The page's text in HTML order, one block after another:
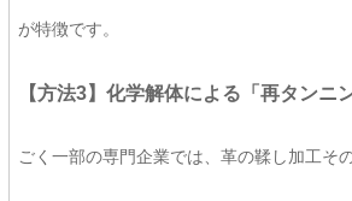
が特徴です。
【方法3】化学解体による「再タンニ
ごく一部の専門企業では、革の鞣し加工そ